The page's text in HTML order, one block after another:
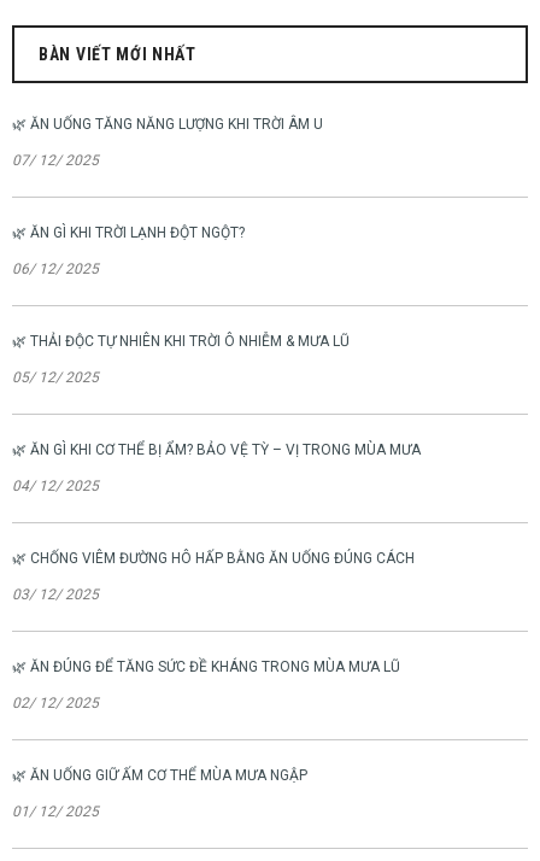
BÀN VIẾT MỚI NHẤT
🌿 ĂN UỐNG TĂNG NĂNG LƯỢNG KHI TRỜI ÂM U
07/ 12/ 2025
🌿 ĂN GÌ KHI TRỜI LẠNH ĐỘT NGỘT?
06/ 12/ 2025
🌿 THẢI ĐỘC TỰ NHIÊN KHI TRỜI Ô NHIỄM & MƯA LŨ
05/ 12/ 2025
🌿 ĂN GÌ KHI CƠ THỂ BỊ ẨM? BẢO VỆ TỲ – VỊ TRONG MÙA MƯA
04/ 12/ 2025
🌿 CHỐNG VIÊM ĐƯỜNG HÔ HẤP BẰNG ĂN UỐNG ĐÚNG CÁCH
03/ 12/ 2025
🌿 ĂN ĐÚNG ĐỂ TĂNG SỨC ĐỀ KHÁNG TRONG MÙA MƯA LŨ
02/ 12/ 2025
🌿 ĂN UỐNG GIỮ ẤM CƠ THỂ MÙA MƯA NGẬP
01/ 12/ 2025